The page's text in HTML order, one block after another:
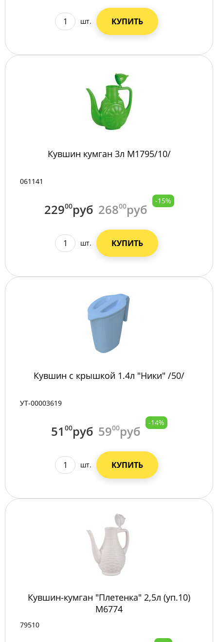
шт. КУПИТЬ
Кувшин кумган 3л М1795/10/
061141
22900руб 26800руб
-15%
шт. КУПИТЬ
Кувшин с крышкой 1.4л "Ники" /50/
УТ-00003619
51 00руб 5900руб
-14%
шт. КУПИТЬ
Кувшин-кумган "Плетенка" 2,5л (уп.10)
М6774
79510